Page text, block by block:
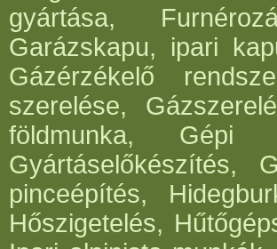
gyártása,
Garázskapu, ipari
Gázérzékelő
szerelése,
földmunka, Gépi
Gyártáselőkészítés,
pinceépítés,
Hőszigetelés,